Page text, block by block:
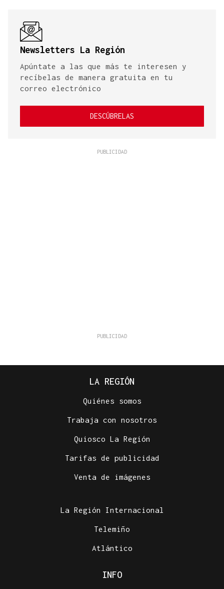
Newsletters La Región
Apúntate a las que más te interesen y
recíbelas de manera gratuita en tu
correo electrónico
DESCÚBRELAS
LA REGIÓN
Quiénes somos
Trabaja con nosotros
Quiosco La Región
Tarifas de publicidad
Venta de imágenes
La Región Internacional
Telemiño
Atlántico
INFO